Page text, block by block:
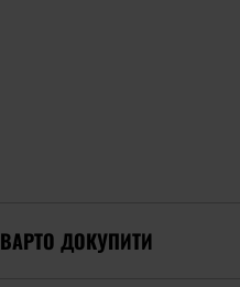
ВАРТО ДОКУПИТИ